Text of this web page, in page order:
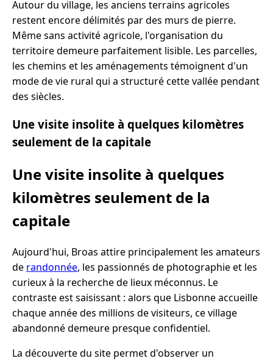
Autour du village, les anciens terrains agricoles
restent encore délimités par des murs de pierre.
Même sans activité agricole, l'organisation du
territoire demeure parfaitement lisible. Les parcelles,
les chemins et les aménagements témoignent d'un
mode de vie rural qui a structuré cette vallée pendant
des siècles.
Une visite insolite à quelques kilomètres
seulement de la capitale
Une visite insolite à quelques
kilomètres seulement de la
capitale
Aujourd'hui, Broas attire principalement les amateurs
de randonnée, les passionnés de photographie et les
curieux à la recherche de lieux méconnus. Le
contraste est saisissant : alors que Lisbonne accueille
chaque année des millions de visiteurs, ce village
abandonné demeure presque confidentiel.
La découverte du site permet d'observer un